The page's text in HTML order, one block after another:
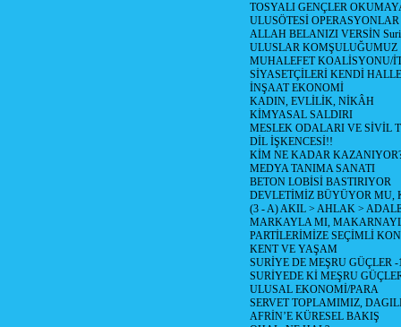
TOSYALI GENÇLER
ULUSÖTESİ OPERASYONLAR
ALLAH BELANIZI VERSİN
ULUSLAR KOMŞULUĞUMUZ
MUHALEFET KOALİSYONU/
SİYASETÇİLERİ KENDİ
İNŞAAT EKONOMİ
KADIN, EVLİLİK, NİKÂH
KİMYASAL SALDIRI
MESLEK ODALARI VE SİVİL
DİL İŞKENCESİ!!
KİM NE KADAR
MEDYA TANIMA SANATI
BETON LOBİSİ BASTIRIYOR
DEVLETİMİZ BÜYÜYOR MU,
(3 - A) AKIL > AHLAK >
MARKAYLA MI,
PARTİLERİMİZE SEÇİMLİ
KENT VE YAŞAM
SURİYE DE MEŞRU GÜÇLER -
SURİYEDE Kİ MEŞRU
ULUSAL EKONOMİ/PARA
SERVET TOPLAMIMIZ,
AFRİN’E KÜRESEL BAKIŞ